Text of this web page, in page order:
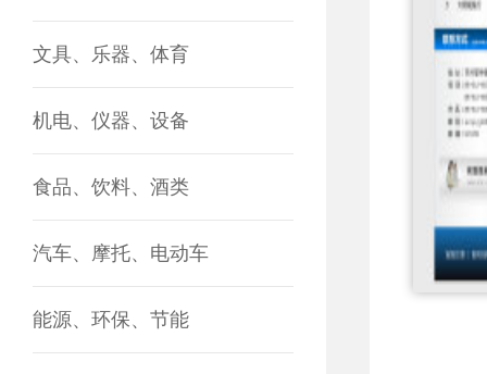
文具、乐器、体育
机电、仪器、设备
食品、饮料、酒类
汽车、摩托、电动车
能源、环保、节能